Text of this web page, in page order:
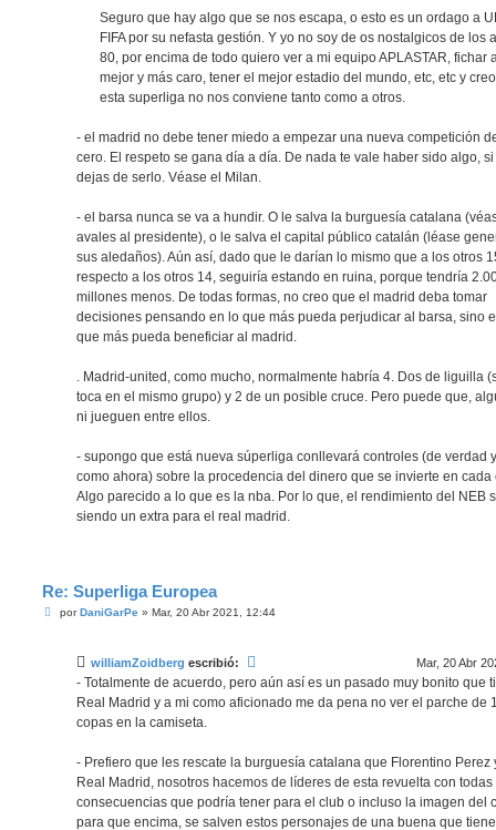
Seguro que hay algo que se nos escapa, o esto es un ordago a
FIFA por su nefasta gestión. Y yo no soy de os nostalgicos de los
80, por encima de todo quiero ver a mi equipo APLASTAR, fichar
mejor y más caro, tener el mejor estadio del mundo, etc, etc y
esta superliga no nos conviene tanto como a otros.
- el madrid no debe tener miedo a empezar una nueva competición
cero. El respeto se gana día a día. De nada te vale haber sido algo,
dejas de serlo. Véase el Milan.
- el barsa nunca se va a hundir. O le salva la burguesía catalana
avales al presidente), o le salva el capital público catalán (léase
sus aledaños). Aún así, dado que le darían lo mismo que a los otros
respecto a los otros 14, seguiría estando en ruina, porque tendría
millones menos. De todas formas, no creo que el madrid deba tomar
decisiones pensando en lo que más pueda perjudicar al barsa, sino
que más pueda beneficiar al madrid.
. Madrid-united, como mucho, normalmente habría 4. Dos de liguilla
toca en el mismo grupo) y 2 de un posible cruce. Pero puede que,
ni jueguen entre ellos.
- supongo que está nueva súperliga conllevará controles (de verdad
como ahora) sobre la procedencia del dinero que se invierte en cada
Algo parecido a lo que es la nba. Por lo que, el rendimiento del NEB
siendo un extra para el real madrid.
Re: Superliga Europea
MporDaniGarPe» Mar, 20 Abr 2021, 12:44
williamZoidberg escribió: Mar, 20 Abr
- Totalmente de acuerdo, pero aún así es un pasado muy bonito que
Real Madrid y a mi como aficionado me da pena no ver el parche de
copas en la camiseta.
- Prefiero que les rescate la burguesía catalana que Florentino Perez
Real Madrid, nosotros hacemos de líderes de esta revuelta con todas
consecuencias que podría tener para el club o incluso la imagen del
para que encima, se salven estos personajes de una buena que